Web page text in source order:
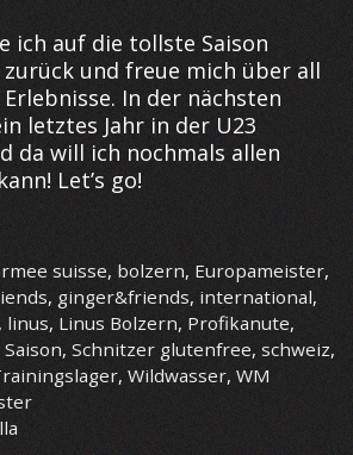
ich auf die tollste Saison
und freue mich über all
In der nächsten
letztes Jahr in der U23
da will ich nochmals allen
Let’s go!
suisse, bolzern, Europameister,
, ginger&friends, international,
, linus, Linus Bolzern, Profikanute,
Saison, Schnitzer glutenfree, schweiz,
, Wildwasser, WM